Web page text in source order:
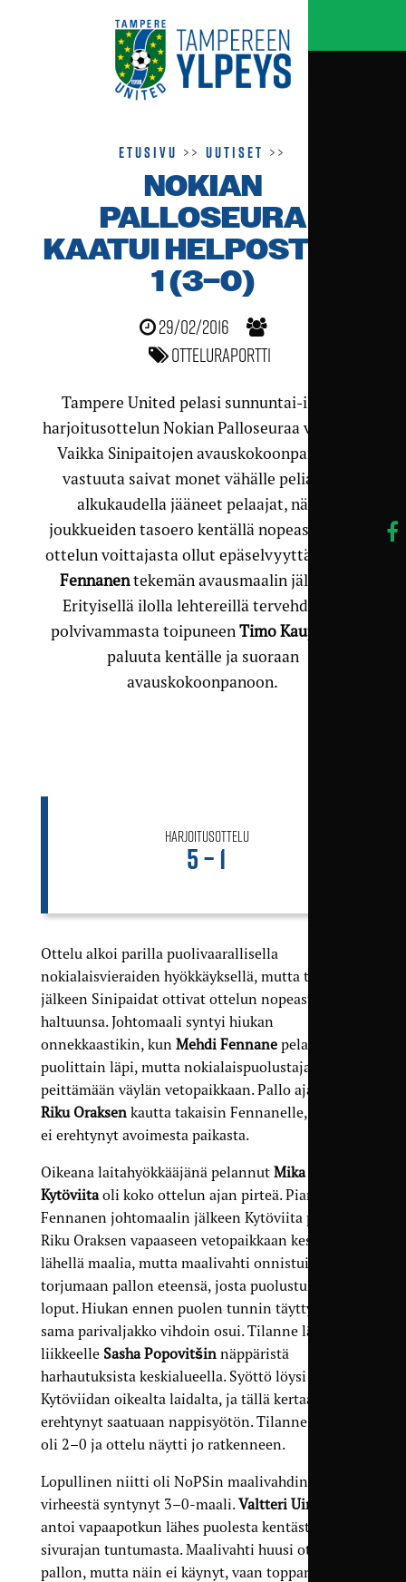
Etusivu >>Uutiset >>
NOKIAN
PALLOSEURA
KAATUI HELPOSTI 5–
1 (3–0)
29/02/2016
Otteluraportti
Tampere United pelasi sunnuntai-iltana
harjoitusottelun Nokian Palloseuraa vastaan.
Vaikka Sinipaitojen avauskokoonpanossa
vastuuta saivat monet vähälle peliajalle
alkukaudella jääneet pelaajat, näkyi
joukkueiden tasoero kentällä nopeasti, eikä
ottelun voittajasta ollut epäselvyyttä
Fennanentekemän avausmaalin jälkeen.
Erityisellä ilolla lehtereillä tervehdittiin
polvivammasta toipuneenTimo Kauppisen
paluuta kentälle ja suoraan
avauskokoonpanoon.
Harjoitusottelu
5 – 1
Ottelu alkoi parilla puolivaarallisella
nokialaisvieraiden hyökkäyksellä, mutta tämän
jälkeen Sinipaidat ottivat ottelun nopeasti
haltuunsa. Johtomaali syntyi hiukan
onnekkaastikin, kun Mehdi Fennanepelattiin
puolittain läpi, mutta nokialaispuolustaja ehti
peittämään väylän vetopaikkaan. Pallo ajautui
Riku Oraksenkautta takaisin Fennanelle, ja tämä
ei erehtynyt avoimesta paikasta.
Oikeana laitahyökkääjänä pelannut Mika
Kytöviitaoli koko ottelun ajan pirteä. Pian
Fennanen johtomaalin jälkeen Kytöviita pelasi
Riku Oraksen vapaaseen vetopaikkaan keskellä
lähellä maalia, mutta maalivahti onnistui
torjumaan pallon eteensä, josta puolustus hoiti
loput. Hiukan ennen puolen tunnin täyttymistä
sama parivaljakko vihdoin osui. Tilanne lähti
liikkeelle Sasha Popovitšinnäppäristä
harhautuksista keskialueella. Syöttö löysi
Kytöviidan oikealta laidalta, ja tällä kertaa Oras ei
erehtynyt saatuaan nappisyötön. Tilanne taululla
oli 2–0 ja ottelu näytti jo ratkenneen.
Lopullinen niitti oli NoPSin maalivahdin
virheestä syntynyt 3–0-maali.Valtteri Uimonen
antoi vapaapotkun lähes puolesta kentästä
sivurajan tuntumasta. Maalivahti huusi ottavansa
pallon, mutta näin ei käynyt, vaan toppari